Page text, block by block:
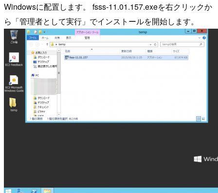
Windowsに配置します。 fsss-11.01.157.exeを右クリックか
ら「管理者として実行」でインストールを開始します。